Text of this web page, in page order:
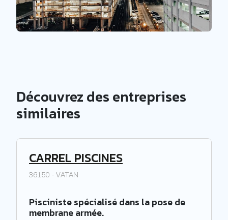
Découvrez des entreprises
similaires
CARREL PISCINES
36150 - VATAN
Pisciniste spécialisé dans la pose de
membrane armée.